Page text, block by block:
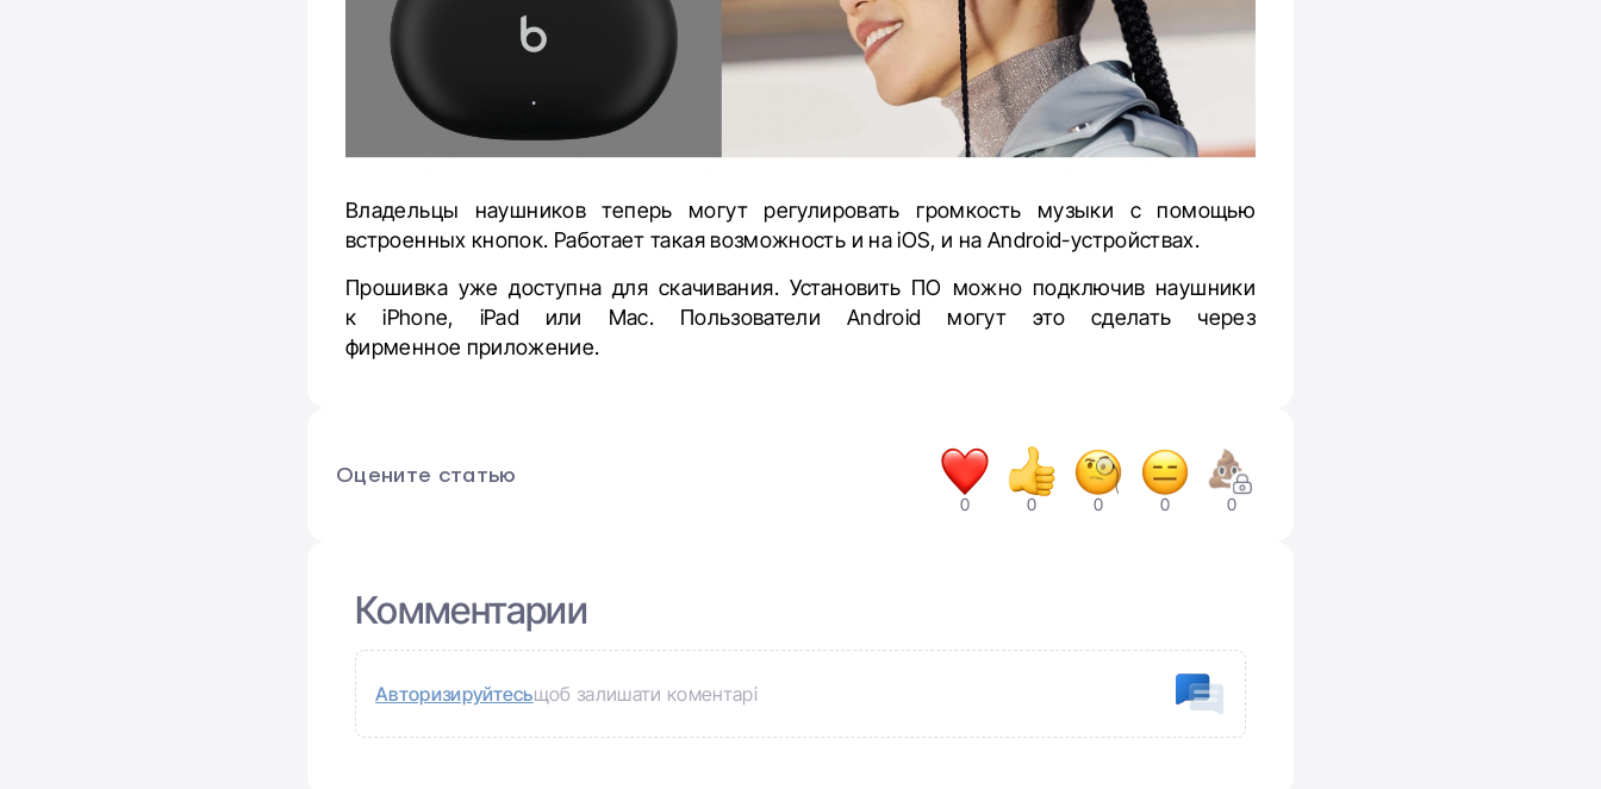
Владельцы наушников теперь могут регулировать громкость музыки с помощью
встроенных кнопок. Работает такая возможность и на iOS, и на Android-устройствах.
Прошивка уже доступна для скачивания. Установить ПО можно подключив наушники
к iPhone, iPad или Mac. Пользователи Android могут это сделать через
фирменное приложение.
Оцените статью
0 0 0 0 0
Комментарии
Авторизируйтесьщоб залишати коментарі